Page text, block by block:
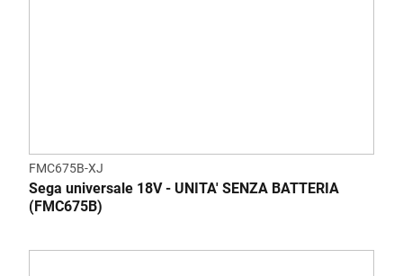
FMC675B-XJ
Sega universale 18V - UNITA' SENZA BATTERIA
(FMC675B)